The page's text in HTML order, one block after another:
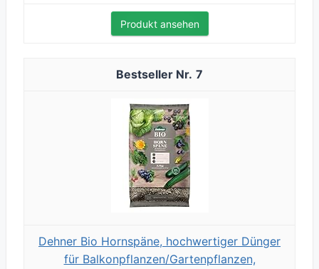
Produkt ansehen
7
Dehner Bio Hornspäne, hochwertiger Dünger
für Balkonpflanzen/Gartenpflanzen,